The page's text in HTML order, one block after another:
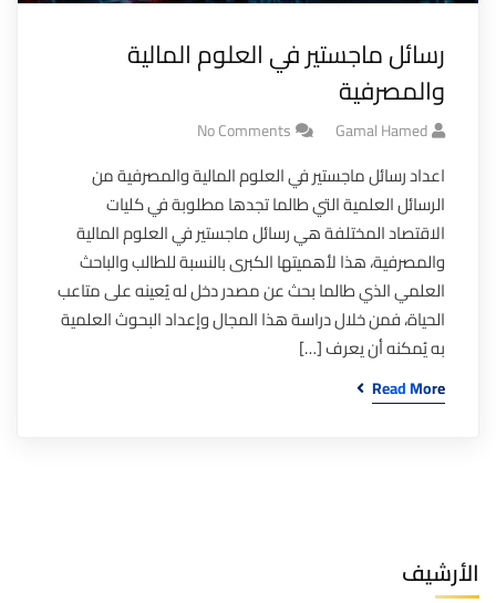
رسائل ماجستير في العلوم المالية
والمصرفية
Gamal Hamed
No Comments
اعداد رسائل ماجستير في العلوم المالية والمصرفية من
الرسائل العلمية التي طالما تجدها مطلوبة في كليات
الاقتصاد المختلفة هي رسائل ماجستير في العلوم المالية
والمصرفية، هذا لأهميتها الكبرى بالنسبة للطالب والباحث
العلمي الذي طالما بحث عن مصدر دخل له يُعينه على متاعب
الحياة، فمن خلال دراسة هذا المجال وإعداد البحوث العلمية
به يُمكنه أن يعرف […]
Read More
الأرشيف